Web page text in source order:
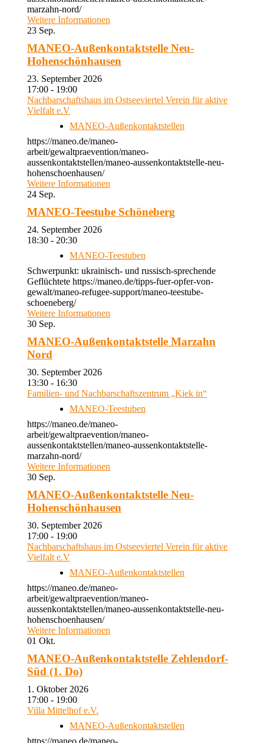
marzahn-nord/
Weitere Informationen
23 Sep.
MANEO-Außenkontaktstelle Neu-
Hohenschönhausen
23. September 2026
17:00 - 19:00
Nachbarschaftshaus im Ostseeviertel Verein für aktive
Vielfalt e.V
MANEO-Außenkontaktstellen
https://maneo.de/maneo-
arbeit/gewaltpraevention/maneo-
aussenkontaktstellen/maneo-aussenkontaktstelle-neu-
hohenschoenhausen/
Weitere Informationen
24 Sep.
MANEO-Teestube Schöneberg
24. September 2026
18:30 - 20:30
MANEO-Teestuben
Schwerpunkt: ukrainisch- und russisch-sprechende
Geflüchtete https://maneo.de/tipps-fuer-opfer-von-
gewalt/maneo-refugee-support/maneo-teestube-
schoeneberg/
Weitere Informationen
30 Sep.
MANEO-Außenkontaktstelle Marzahn
Nord
30. September 2026
13:30 - 16:30
Familien- und Nachbarschaftszentrum „Kiek in“
MANEO-Teestuben
https://maneo.de/maneo-
arbeit/gewaltpraevention/maneo-
aussenkontaktstellen/maneo-aussenkontaktstelle-
marzahn-nord/
Weitere Informationen
30 Sep.
MANEO-Außenkontaktstelle Neu-
Hohenschönhausen
30. September 2026
17:00 - 19:00
Nachbarschaftshaus im Ostseeviertel Verein für aktive
Vielfalt e.V
MANEO-Außenkontaktstellen
https://maneo.de/maneo-
arbeit/gewaltpraevention/maneo-
aussenkontaktstellen/maneo-aussenkontaktstelle-neu-
hohenschoenhausen/
Weitere Informationen
01 Okt.
MANEO-Außenkontaktstelle Zehlendorf-
Süd (1. Do)
1. Oktober 2026
17:00 - 19:00
Villa Mittelhof e.V.
MANEO-Außenkontaktstellen
https://maneo.de/maneo-